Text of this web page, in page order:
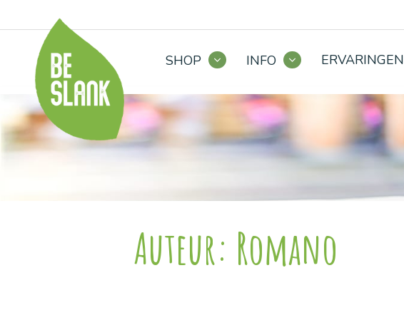
SHOP INFO ERVARINGEN
Auteur: Romano